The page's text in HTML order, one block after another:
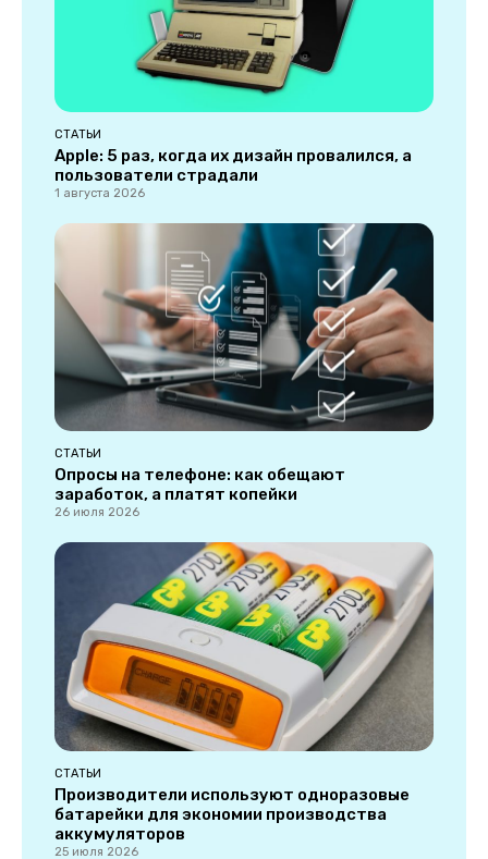
СТАТЬИ
Apple: 5 раз, когда их дизайн провалился, а
пользователи страдали
1 августа 2026
СТАТЬИ
Опросы на телефоне: как обещают
заработок, а платят копейки
26 июля 2026
СТАТЬИ
Производители используют одноразовые
батарейки для экономии производства
аккумуляторов
25 июля 2026